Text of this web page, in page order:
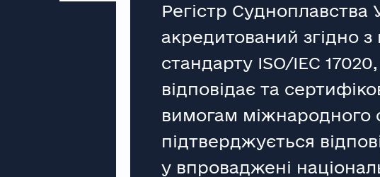
Регістр Судноплавства
акредитований згідно
стандарту ISO/ІЕС
відповідає та
вимогам міжнародного
підтверджується
у впроваджені